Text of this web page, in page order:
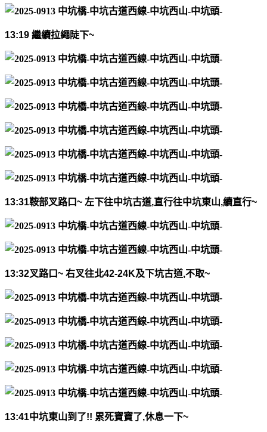
13:19 繼續拉繩陡下~
13:31鞍部叉路口~ 左下往中坑古道,直行往中坑東山,續直行~
13:32叉路口~ 右叉往北42-24K及下坑古道,不取~
13:41中坑東山到了!! 累死寶寶了,休息一下~